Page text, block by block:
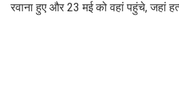
रवाना हुए और 23 मई को वहां पहुंचे, जहां